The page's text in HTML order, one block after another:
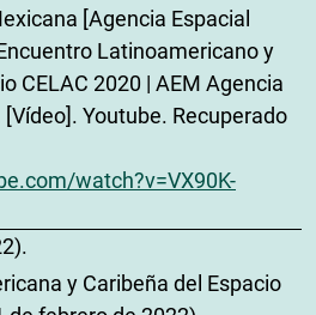
[Agencia Espacial
Latinoamericano y
CELAC 2020 | AEM Agencia
Youtube. Recuperado
watch?v=VX90K-
y Caribeña del Espacio